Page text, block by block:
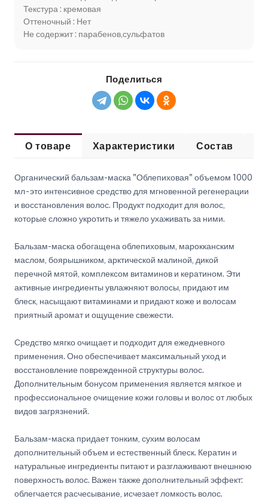
Текстура : кремовая
Оттеночный : Нет
Не содержит : парабенов,сульфатов
Поделиться
О товаре Характеристики Состав
Органический бальзам-маска "Облепиховая" объемом 1000
мл - это интенсивное средство для мгновенной регенерации
и восстановления волос. Продукт подходит для волос,
которые сложно укротить и тяжело ухаживать за ними.
Бальзам-маска обогащена облепиховым, марокканским
маслом, боярышником, арктической малиной, дикой
перечной мятой, комплексом витаминов и кератином. Эти
активные ингредиенты увлажняют волосы, придают им
блеск, насыщают витаминами и придают коже и волосам
приятный аромат и ощущение свежести.
Средство мягко очищает и подходит для ежедневного
применения. Оно обеспечивает максимальный уход и
восстановление поврежденной структуры волос.
Дополнительным бонусом применения является мягкое и
профессиональное очищение кожи головы и волос от любых
видов загрязнений.
Бальзам-маска придает тонким, сухим волосам
дополнительный объем и естественный блеск. Кератин и
натуральные ингредиенты питают и разглаживают внешнюю
поверхность волос. Важен также дополнительный эффект:
облегчается расчесывание, исчезает ломкость волос.